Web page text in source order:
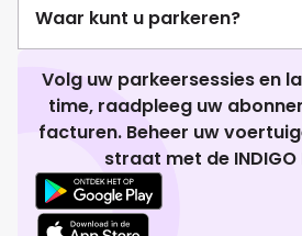
Waar kunt u parkeren?
Volg uw parkeersessies en
time, raadpleeg uw
facturen. Beheer uw
straat met de